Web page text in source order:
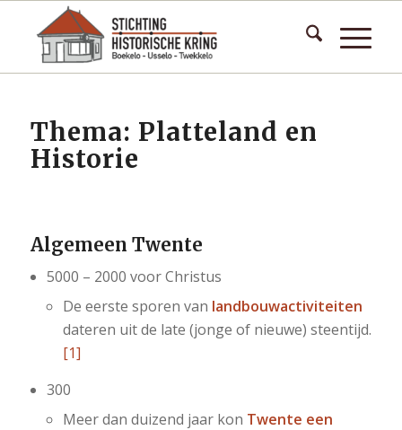
Thema: Platteland en
Historie
Algemeen Twente
5000 – 2000 voor Christus
De eerste sporen van landbouwactiviteiten
dateren uit de late (jonge of nieuwe) steentijd.
[1]
300
Meer dan duizend jaar kon Twente een